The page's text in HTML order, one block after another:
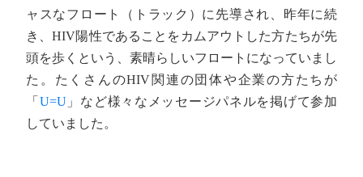
ャスなフロート（トラック）に先導され、昨年に続
き、HIV陽性であることをカムアウトした方たちが先
頭を歩くという、素晴らしいフロートになっていまし
た。たくさんのHIV関連の団体や企業の方たちが
「 U=U」など様々なメッセージパネルを掲げて参加
していました。